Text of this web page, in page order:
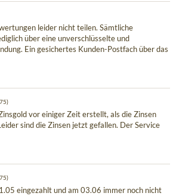
leider nicht teilen. Sämtliche
über eine unverschlüsselte und
Ein gesichertes Kunden-Postfach über das
vor einiger Zeit erstellt, als die Zinsen
sind die Zinsen jetzt gefallen. Der Service
eingezahlt und am 03.06 immer noch nicht